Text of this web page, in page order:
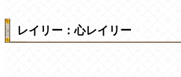
レイリー：心レイリー